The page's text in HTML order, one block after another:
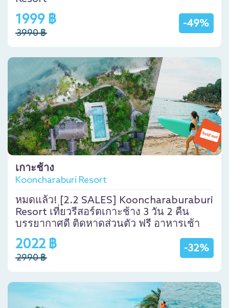
-49%
1999 ฿
3990 ฿
เกาะช้าง
Kooncharaburi Resort
หมดแล้ว! [2.2 SALES] Kooncharaburaburi
Resort เที่ยวรีสอร์ตเกาะช้าง 3 วัน 2 คืน
บรรยากาศดี ติดหาดส่วนตัว ฟรี อาหารเช้า
-32%
2022 ฿
2990 ฿